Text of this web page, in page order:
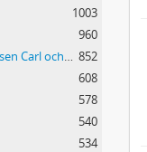
1003
960
Carl Milles samling : Stiftelsen Carl och Olga Milles Lidingöhem 852
608
578
540
534